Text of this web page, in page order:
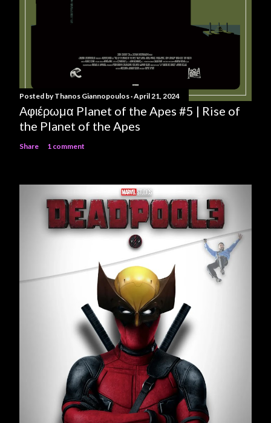
Posted byThanos Giannopoulos April 21, 2024
Αφιέρωμα Planet of the Apes #5 | Rise of
the Planet of the Apes
Share 1 comment